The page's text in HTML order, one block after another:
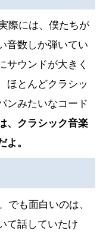
際には、僕たちが
音数しか弾いてい
サウンドが大きく
ほとんどクラシッ
ンみたいなコード
、クラシック音楽
よ。
でも面白いのは、
て話していたけ